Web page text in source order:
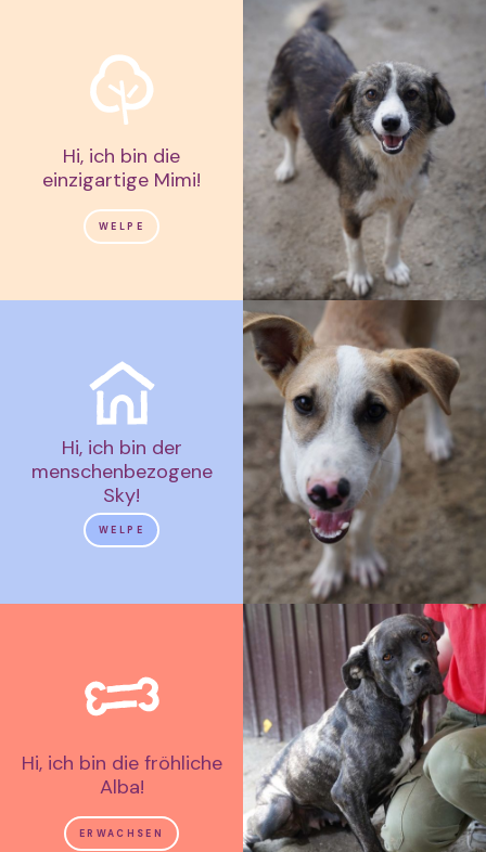
Hi, ich bin die
einzigartige Mimi!
WELPE
Hi, ich bin der
menschenbezogene
Sky!
WELPE
Hi, ich bin die fröhliche
Alba!
ERWACHSEN